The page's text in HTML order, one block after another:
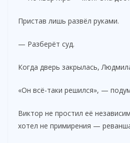
Пристав лишь развёл руками.
— Разберёт суд.
Когда дверь закрылась,
«Он всё-таки решился», —
Виктор не простил её
хотел не примирения —